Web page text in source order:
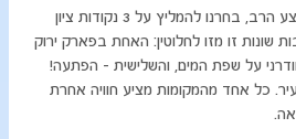
בתוך העיר עצמה ומתוך ההיצע הרב, בחרנו להמליץ על 3 נקודות ציון
שונות זו מזו לחלוטין: האחת בפארק ירוק
על שפת המים, והשלישית – הפתעה!
כל אחד מהמקומות מציע חוויה אחרת